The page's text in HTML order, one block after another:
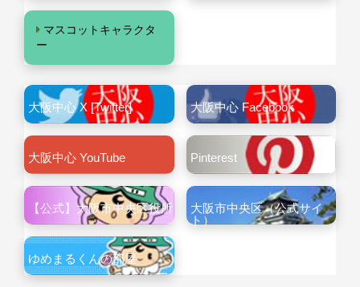
マスコットキャラクタ
ー
大阪中心 X [Twitter] 大阪中心 Facebook
大阪中心 YouTube Pinterest
【公式】大阪市中央区役所
大阪市中央区（公式サイ
ト）
ゆめまるくんの部屋